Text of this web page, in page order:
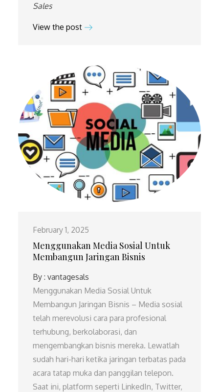
Sales
View the post
February 1, 2025
Menggunakan Media Sosial Untuk
Membangun Jaringan Bisnis
By :vantagesals
Menggunakan Media Sosial Untuk
Membangun Jaringan Bisnis – Media sosial
telah merevolusi cara para profesional
terhubung, berkolaborasi, dan
mengembangkan bisnis mereka. Lewatlah
sudah hari-hari ketika jaringan terbatas pada
acara tatap muka dan panggilan telepon.
Saat ini, platform seperti LinkedIn, Twitter,